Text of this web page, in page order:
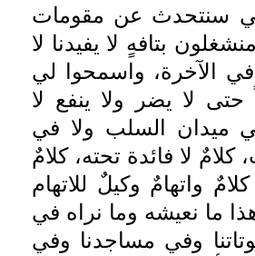
سنتحدث عن مقومات
بتافهٍ لا يفيدنا لا
في الآخرة، واسمحوا لي
لا يضر ولا ينفع لا
ميدان السلب ولا في
كلامٌ لا فائدة تحته، كلامٌ
واتهامٌ وكيلٌ للاتهام
ما نعيشه وما نراه في
وفي مساجدنا وفي